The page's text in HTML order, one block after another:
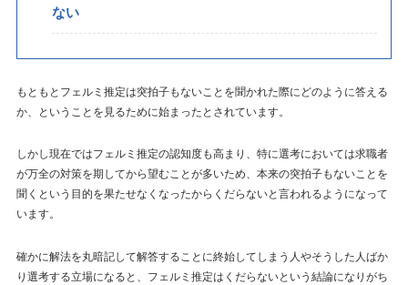
ない
もともとフェルミ推定は突拍子もないことを聞かれた際にどのように答える
か、ということを見るために始まったとされています。
しかし現在ではフェルミ推定の認知度も高まり、特に選考においては求職者
が万全の対策を期してから望むことが多いため、本来の突拍子もないことを
聞くという目的を果たせなくなったからくだらないと言われるようになって
います。
確かに解法を丸暗記して解答することに終始してしまう人やそうした人ばか
り選考する立場になると、フェルミ推定はくだらないという結論になりがち